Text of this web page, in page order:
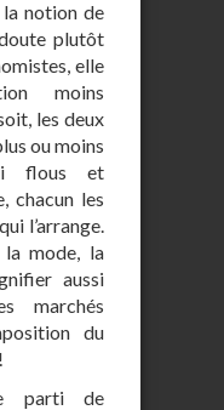
la notion de
plutôt
elle
moins
les deux
ou moins
flous et
chacun les
l’arrange.
mode, la
aussi
marchés
du
parti de